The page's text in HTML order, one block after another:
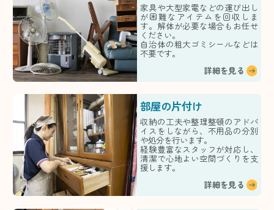
家具や大型家電などの運び出し
が困難なアイテムを回収しま
す。解体が必要な場合もお任せ
ください。
自治体の粗大ゴミシールなどは
不要です。
詳細を見る
部屋の片付け
収納の工夫や整理整頓のアドバ
イスをしながら、不用品の分別
や処分を行います。
経験豊富なスタッフが対応し、
清潔で心地よい空間づくりを支
援します。
詳細を見る